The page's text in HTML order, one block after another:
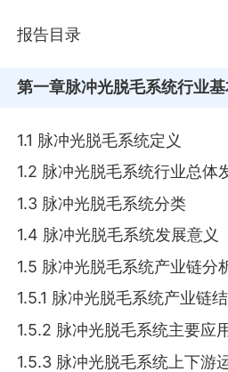
报告目录
第一章脉冲光脱毛系统行业
1.1 脉冲光脱毛系统定义
1.2 脉冲光脱毛系统行业总体
1.3 脉冲光脱毛系统分类
1.4 脉冲光脱毛系统发展意义
1.5 脉冲光脱毛系统产业链分
1.5.1 脉冲光脱毛系统产业链
1.5.2 脉冲光脱毛系统主要应
1.5.3 脉冲光脱毛系统上下游